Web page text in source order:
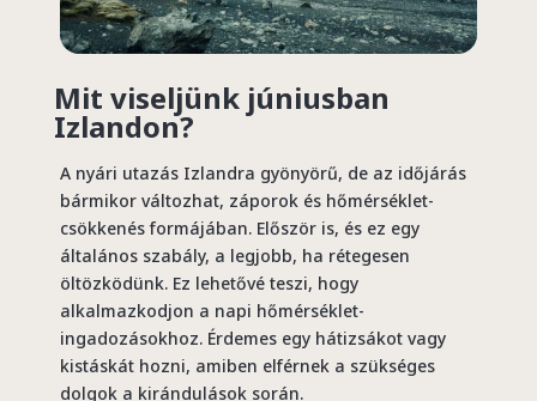
Mit viseljünk júniusban
Izlandon?
A nyári utazás Izlandra gyönyörű, de az időjárás
bármikor változhat, záporok és hőmérséklet-
csökkenés formájában. Először is, és ez egy
általános szabály, a legjobb, ha rétegesen
öltözködünk. Ez lehetővé teszi, hogy
alkalmazkodjon a napi hőmérséklet-
ingadozásokhoz. Érdemes egy hátizsákot vagy
kistáskát hozni, amiben elférnek a szükséges
dolgok a kirándulások során.